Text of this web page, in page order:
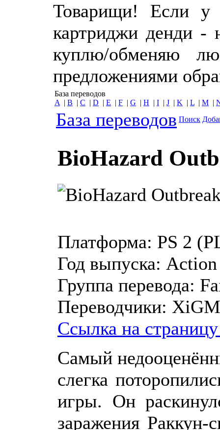
Товарищи! Если у
картриджи денди -
куплю/обменяю
предложениями
База переводов
A | B | C | D | E | F | G | H | I | J | K | L | M |
База переводов Поиск
BioHazard
Платформа: PS 2
Год выпуска:
Группа перевода:
Переводчики:
Ссылка на
Самый
слегка
игры. Он
заражения